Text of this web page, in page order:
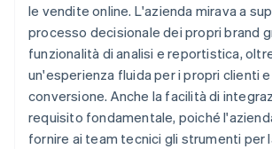
le vendite online. L'azienda mirava a
processo decisionale dei propri brand
funzionalità di analisi e reportistica,
un'esperienza fluida per i propri clienti
conversione. Anche la facilità di
requisito fondamentale, poiché
fornire ai team tecnici gli strumenti per